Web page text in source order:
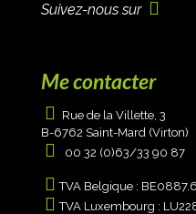
Suivez-nous sur
Me contacter
Rue de la Villette, 3
B-6762 Saint-Mard (Virton)
00 32 (0)63/33 90 87
TVA Belgique :
TVA Luxembourg :